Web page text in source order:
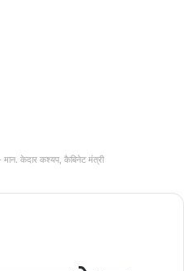
मान. केदार कश्यप, कैबिनेट मंत्री